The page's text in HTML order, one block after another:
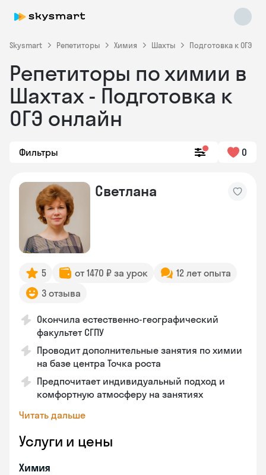
Skysmart Репетиторы Химия Шахты Подготовка к ОГЭ
Репетиторы по химии в
Шахтах - Подготовка к
ОГЭ онлайн
Фильтры 0
Светлана
5 от 1470 ₽ за урок
12 лет опыта
3 отзыва
Окончила естественно-географический
факультет СГПУ
Проводит дополнительные занятия по химии
на базе центра Точка роста
Предпочитает индивидуальный подход и
комфортную атмосферу на занятиях
Читать дальше
Услуги и цены
Химия
Skysmart Chat